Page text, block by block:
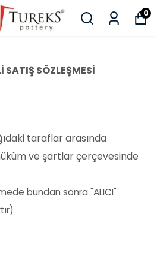
0
SATIŞ SÖZLEŞMESİ
taraflar arasında
ve şartlar çerçevesinde
bundan sonra "ALICI"